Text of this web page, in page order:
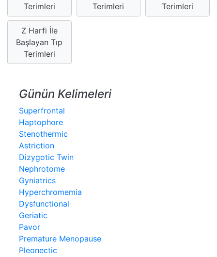
Terimleri
Terimleri
Terimleri
Z Harfi İle
Başlayan Tıp
Terimleri
Günün Kelimeleri
Superfrontal
Haptophore
Stenothermic
Astriction
Dizygotic Twin
Nephrotome
Gyniatrics
Hyperchromemia
Dysfunctional
Geriatic
Pavor
Premature Menopause
Pleonectic